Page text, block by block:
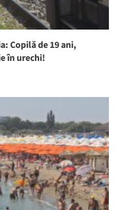
Copilă de 19 ani,
în urechi!